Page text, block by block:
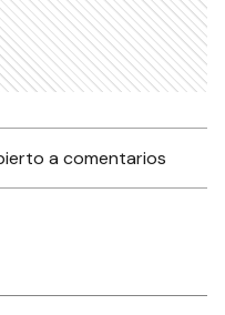
a comentarios